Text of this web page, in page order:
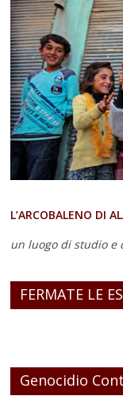
L’ARCOBALENO DI
un luogo di studio e
FERMATE LE
Genocidio